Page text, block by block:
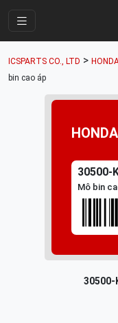
ICSPARTS CO., LTD >
bin cao áp
HONDA
30500-
Mô bin
30500-